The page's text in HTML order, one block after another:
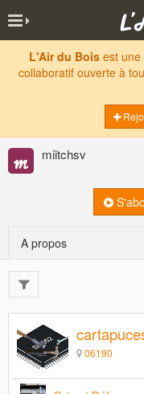
L'Air du Boisest une
collaboratif ouverte à
miitchsv
A propos
06190